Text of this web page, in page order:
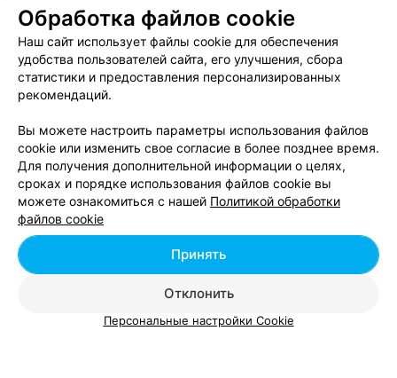
ЭФФЕКТИВНАЯ РЕКЛАМА НА САЙТЕ
Вам будет интересно
Массаж бамбуковыми палочками в Минске
Обработка файлов cookie
Наш сайт использует файлы cookie для обеспечения
удобства пользователей сайта, его улучшения, сбора
статистики и предоставления персонализированных
рекомендаций.
Вы можете настроить параметры использования файлов
cookie или изменить свое согласие в более позднее время.
Для получения дополнительной информации о целях,
сроках и порядке использования файлов cookie вы
можете ознакомиться с нашей Политикой обработки
файлов cookie
Отклонить
Принять
Персональные настройки Cookie